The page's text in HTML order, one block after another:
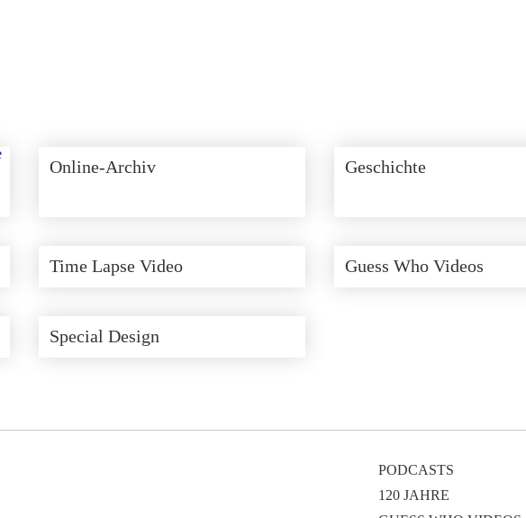
Online-Archiv Geschichte
Time Lapse Video Guess Who Videos
Special Design
PODCASTS
120 JAHRE